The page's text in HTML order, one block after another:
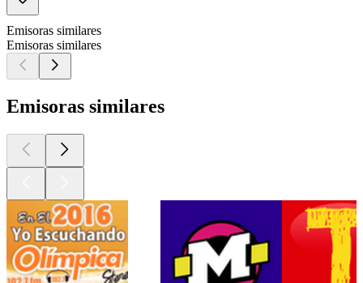
Emisoras similares
Emisoras similares
Emisoras similares